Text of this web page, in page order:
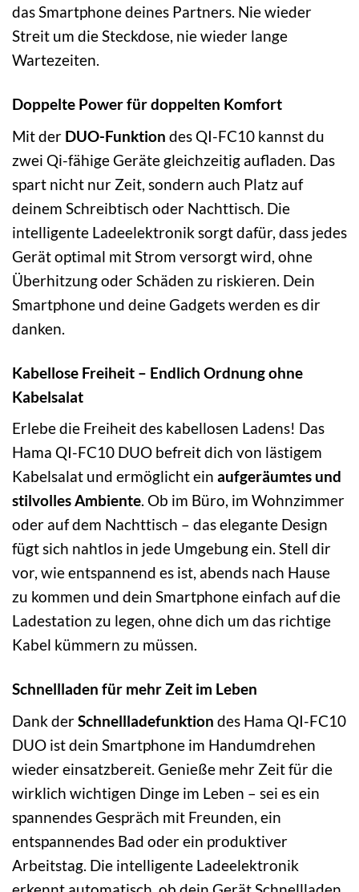
das Smartphone deines Partners. Nie wieder
Streit um die Steckdose, nie wieder lange
Wartezeiten.
Doppelte Power für doppelten Komfort
Mit der DUO-Funktion des QI-FC10 kannst du
zwei Qi-fähige Geräte gleichzeitig aufladen. Das
spart nicht nur Zeit, sondern auch Platz auf
deinem Schreibtisch oder Nachttisch. Die
intelligente Ladeelektronik sorgt dafür, dass jedes
Gerät optimal mit Strom versorgt wird, ohne
Überhitzung oder Schäden zu riskieren. Dein
Smartphone und deine Gadgets werden es dir
danken.
Kabellose Freiheit – Endlich Ordnung ohne
Kabelsalat
Erlebe die Freiheit des kabellosen Ladens! Das
Hama QI-FC10 DUO befreit dich von lästigem
Kabelsalat und ermöglicht ein aufgeräumtes und
stilvolles Ambiente. Ob im Büro, im Wohnzimmer
oder auf dem Nachttisch – das elegante Design
fügt sich nahtlos in jede Umgebung ein. Stell dir
vor, wie entspannend es ist, abends nach Hause
zu kommen und dein Smartphone einfach auf die
Ladestation zu legen, ohne dich um das richtige
Kabel kümmern zu müssen.
Schnellladen für mehr Zeit im Leben
Dank derSchnellladefunktion des Hama QI-FC10
DUO ist dein Smartphone im Handumdrehen
wieder einsatzbereit. Genieße mehr Zeit für die
wirklich wichtigen Dinge im Leben – sei es ein
spannendes Gespräch mit Freunden, ein
entspannendes Bad oder ein produktiver
Arbeitstag. Die intelligente Ladeelektronik